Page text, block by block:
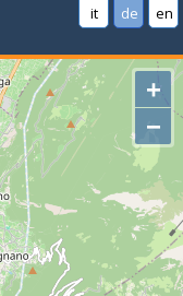
it de en
+
−